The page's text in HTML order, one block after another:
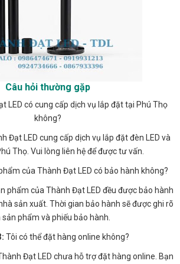
Câu hỏi thường gặp
LED có cung cấp dịch vụ lắp đặt tại Phú Thọ
không?
Đạt LED cung cấp dịch vụ lắp đặt đèn LED và
Thọ. Vui lòng liên hệ để được tư vấn.
của Thành Đạt LED có bảo hành không?
phẩm của Thành Đạt LED đều được bảo hành
sản xuất. Thời gian bảo hành sẽ được ghi rõ
phẩm và phiếu bảo hành.
Tôi có thể đặt hàng online không?
Đạt LED chưa hỗ trợ đặt hàng online. Bạn